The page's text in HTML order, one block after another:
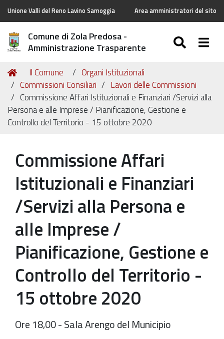
Unione Valli del Reno Lavino Samoggia Area amministratori del sito
Comune di Zola Predosa -
Amministrazione Trasparente
Tu
sei
qui:
Home
Il Comune
Organi Istituzionali
Commissioni Consiliari
Lavori delle Commissioni
Commissione Affari Istituzionali e Finanziari /Servizi alla
Persona e alle Imprese / Pianificazione, Gestione e
Controllo del Territorio - 15 ottobre 2020
Commissione Affari
Istituzionali e Finanziari
/Servizi alla Persona e
alle Imprese /
Pianificazione, Gestione e
Controllo del Territorio -
15 ottobre 2020
Ore 18,00 - Sala Arengo del Municipio